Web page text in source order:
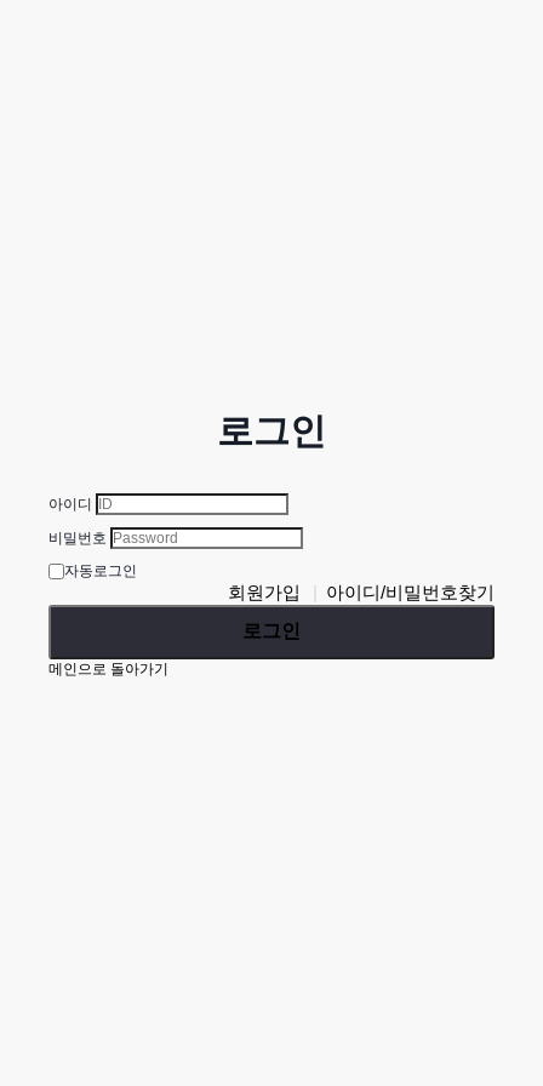
로그인
아이디
비밀번호
자동로그인
회원가입
아이디/비밀번호찾기
로그인
메인으로 돌아가기